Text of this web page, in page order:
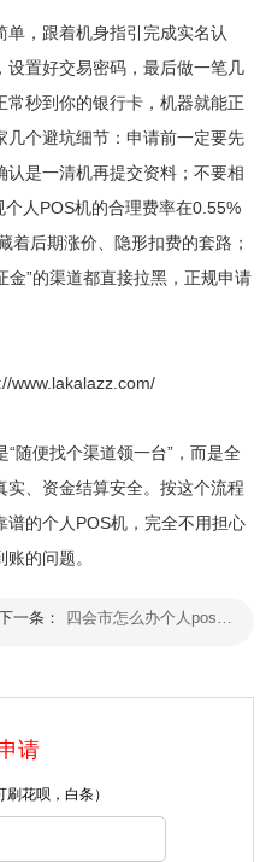
，跟着机身指引完成实名认
置好交易密码，最后做一笔几
秒到你的银行卡，机器就能正
个避坑细节：申请前一定要先
是一清机再提交资料；不要相
个人POS机的合理费率在0.55%
着后期涨价、隐形扣费的套路；
金”的渠道都直接拉黑，正规申请
www.lakalazz.com/
便找个渠道领一台”，而是全
、资金结算安全。按这个流程
的个人POS机，完全不用担心
的问题。
一条：
请
花呗，白条）